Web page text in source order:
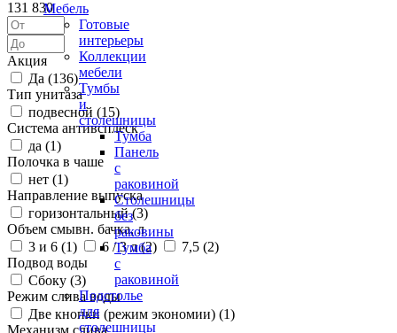
Мебель
Готовые
интерьеры
Коллекции
мебели
Тумбы
и
столешницы
Тумба
Панель
с
раковиной
Столешницы
без
раковины
Тумба
с
раковиной
Подстолье
для
столешницы
131 830
Акция
Да (136)
Тип унитаза
подвесной (15)
Система антивсплеск
да (1)
Полочка в чаше
нет (1)
Направление выпуска
горизонтальный (3)
Объем смывн. бачка, л
3 и 6 (1) 6 / 3 л (2) 7,5 (2)
Подвод воды
Сбоку (3)
Режим слива воды
Две кнопки (режим экономии) (1)
Механизм слива